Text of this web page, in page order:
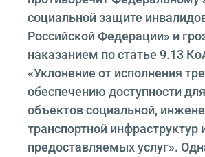
социальной защите
Российской Федерации» и
наказанием по статье 9.13
«Уклонение от исполнения
обеспечению доступности
объектов социальной,
транспортной инфраструктур
предоставляемых услуг».